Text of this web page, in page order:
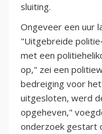
sluiting.
Ongeveer een uur
"Uitgebreide
met een
op," zei een
bedreiging voor
uitgesloten, werd
opgeheven,"
onderzoek gestart